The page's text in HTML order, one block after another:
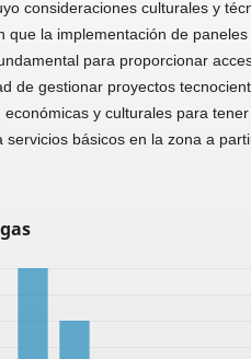
consideraciones culturales y
que la implementación de
para proporcionar
de gestionar proyectos
económicas y culturales para
servicios básicos en la zona a